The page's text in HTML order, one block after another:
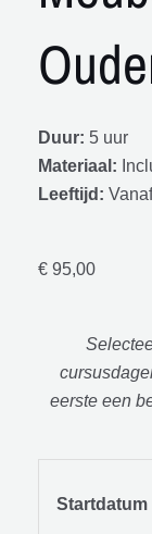
Duur: 5 uur
Materiaal:
Leeftijd:
€ 95,00
eerste een
Startdatum
Ouder